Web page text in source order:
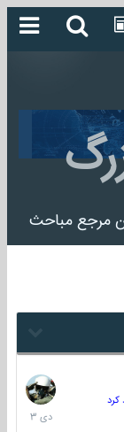
مرجع مباحث
22
دی
1403